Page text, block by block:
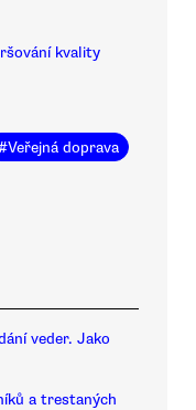
kvality
Veřejná doprava
veder. Jako
a trestaných